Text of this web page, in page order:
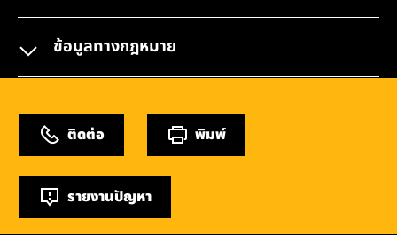
ข้อมูลทางกฎหมาย
ติดต่อ พิมพ์
รายงานปัญหา